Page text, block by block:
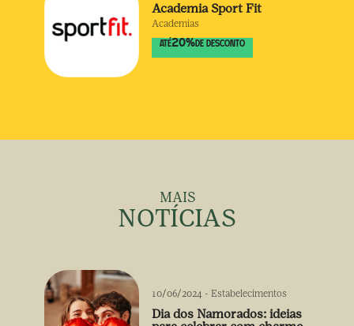
Academia Sport Fit
Academias
ATÉ20% DE DESCONTO
MAIS
NOTÍCIAS
10/06/2024 - Estabelecimentos
Dia dos Namorados: ideias